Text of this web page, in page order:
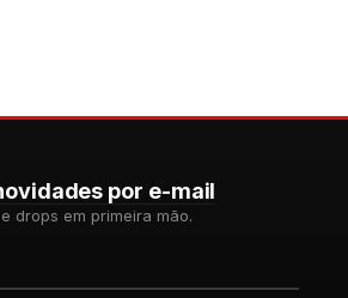
por e-mail
drops em primeira mão.